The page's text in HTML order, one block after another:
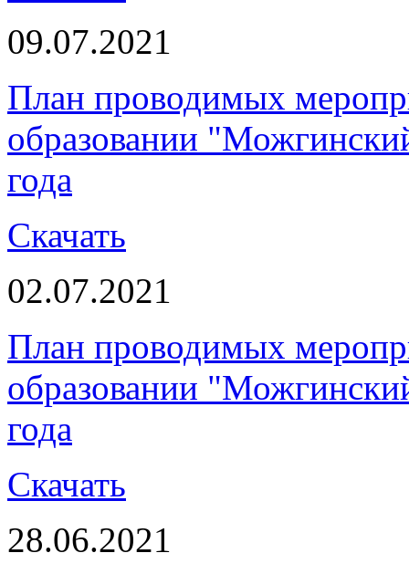
09.07.2021
План проводимых
образовании
года
Скачать
02.07.2021
План проводимых
образовании
года
Скачать
28.06.2021